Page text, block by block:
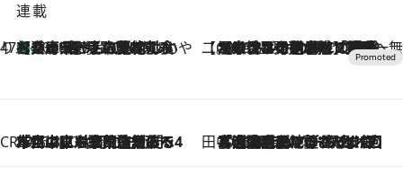
連載
47都道府県の手みやげ ひんやりスイーツで夏を満喫
2026.8.8
【兵庫県】この夏絶対食べたい 冷やしておいしいおやつ3選 淡路島の恵みをジェラートに集約 【CREA×星野リゾート】唯一無二。癒しと発見が待つ場所へ
2026.8.7
【トンボの足水浴】ヒノキの香りに包まれて涼感マックス！約13℃の湧水かけ流しを避暑地「星野温泉 トンボの湯」で体験
CREA'S CHOICE
2026.8.7
「立川にも歌舞伎があるんだよ」 片岡仁左衛門・市川中車ら豪華座組みで4年目の立川立飛歌舞伎へ 田中稲の勝手に再ブーム
2026.8.7
「湘南乃風に憧れて」観客大盛上がりの“タオル回し”に、ラッパー顔負けの高速歌唱まで…さだまさし（74）のアグレッシブすぎる現在地